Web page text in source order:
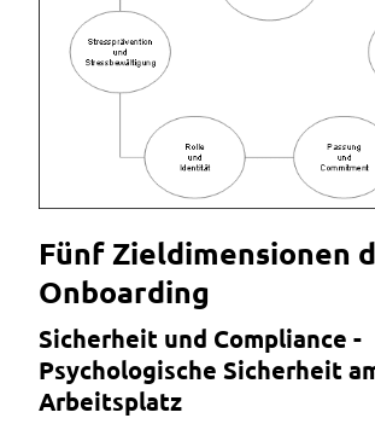
Fünf Zieldimensionen
Onboarding
Sicherheit und Compliance -
Psychologische Sicherheit
Arbeitsplatz